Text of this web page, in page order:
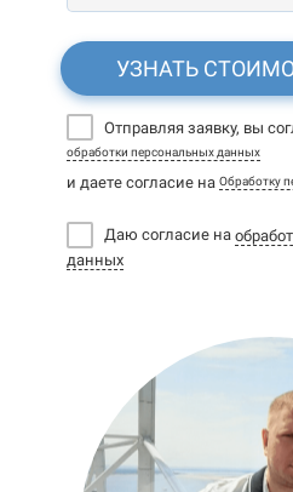
УЗНАТЬ
Отправляя заявку, вы
обработки персональных данных
и даете согласие на Обработку
Даю согласие на
данных